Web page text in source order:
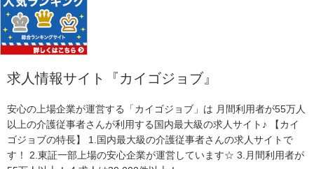
求人情報サイト『カイゴジョブ』
安心の上場企業が運営する「カイゴジョブ」は 月間利用者が55万人
以上の介護従事者さんが利用する国内最大級の求人サイト♪ 【カイ
ゴジョブの特長】 1.国内最大級の介護従事者さんの求人サイトで
す！ 2.東証一部上場の安心企業が運営しています☆ 3.月間利用者が